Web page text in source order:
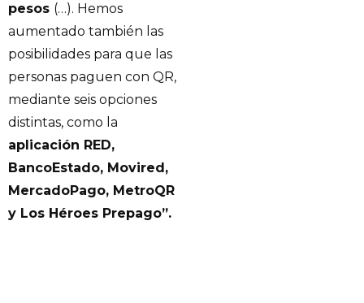
pesos (…). Hemos
aumentado también las
posibilidades para que las
personas paguen con QR,
mediante seis opciones
distintas, como la
aplicación RED,
BancoEstado, Movired,
MercadoPago, MetroQR
y Los Héroes Prepago”.